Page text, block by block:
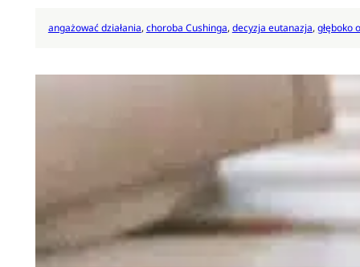
angażować działania, choroba Cushinga, decyzja eutanazja, głęboko